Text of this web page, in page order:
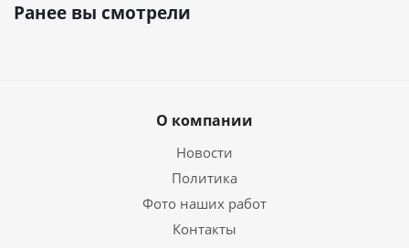
Ранее вы смотрели
О компании
Новости
Политика
Фото наших работ
Контакты